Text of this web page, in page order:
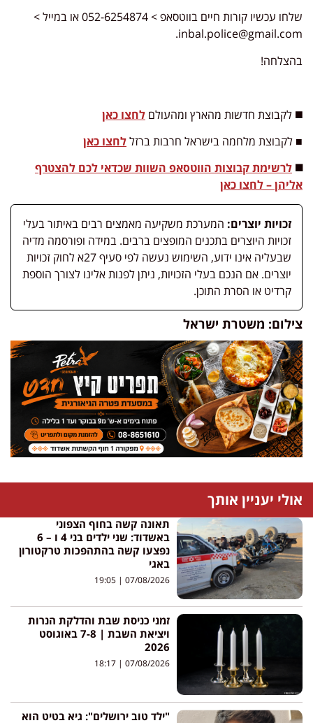
שלחו עכשיו קורות חיים בווטסאפ > 052-6254874 או במייל >
inbal.police@gmail.com
.
בהצלחה!
◼️ לקבוצת חדשות מהארץ ומהעולם לחצו כאן
■ לקבוצת מלחמה בישראל חרבות ברזללחצו כאן
◼️ לרשימת קבוצות הווטסאפ השוות שכדאי לכם להצטרף
אליהן – לחצו כאן
זכויות יוצרים: המערכת משקיעה מאמצים רבים באיתור בעלי
זכויות היוצרים בתכנים המופצים ברבים. במידה ופורסמה מדיה
שבעליה אינו ידוע, השימוש נעשה לפי סעיף 27א לחוק זכויות
יוצרים. אם הנכם בעלי הזכויות, ניתן לפנות אלינו לצורך הוספת
קרדיט או הסרת התוכן.
צילום: משטרת ישראל
אולי יעניין אותך
תאונה קשה בחוף הצפוני
באשדוד: שני ילדים בני 4 ו – 6
נפצעו קשה בהתהפכות טרקטורון
באגי
07/08/2026
זמני כניסת שבת והדלקת הנרות
ויציאת השבת | 7-8 באוגוסט
2026
07/08/2026
"ילד טוב ירושלים": גיא בטיט הוא